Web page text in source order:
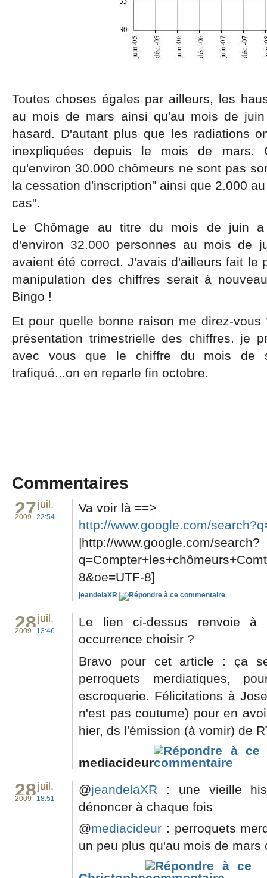
Toutes choses égales par ailleurs, les
au mois de mars ainsi qu'au mois de
hasard. D'autant plus que les radiations
inexpliquées depuis le mois de mars.
qu'environ 30.000 chômeurs ne sont pas
la cessation d'inscription" ainsi que 2.000
cas".
Le Chômage au titre du mois de juin
d'environ 32.000 personnes au mois de
avaient été correct. J'avais d'ailleurs fait le
manipulation des chiffres serait à
Bingo !
Et pour quelle bonne raison me direz-
présentation trimestrielle des chiffres. je
avec vous que le chiffre du mois de
trafiqué...on en reparle fin octobre.
Commentaires
27 juil.
2009 22:54
Va voir là ==>
http://www.google.com/
|http://www.google.com/search?
8&oe=UTF-8]
jeandelaXR
28 juil.
2009 13:46
Le lien ci-dessus renvoie à
occurrence choisir ?
Bravo pour cet article : ça
perroquets merdiatiques,
escroquerie. Félicitations à
n'est pas coutume) pour en
hier, ds l'émission (à vomir) de
mediacideur
28 juil.
2009 18:51
@jeandelaXR : une vieille
dénoncer à chaque fois
@mediacideur : perroquets
un peu plus qu'au mois de mars